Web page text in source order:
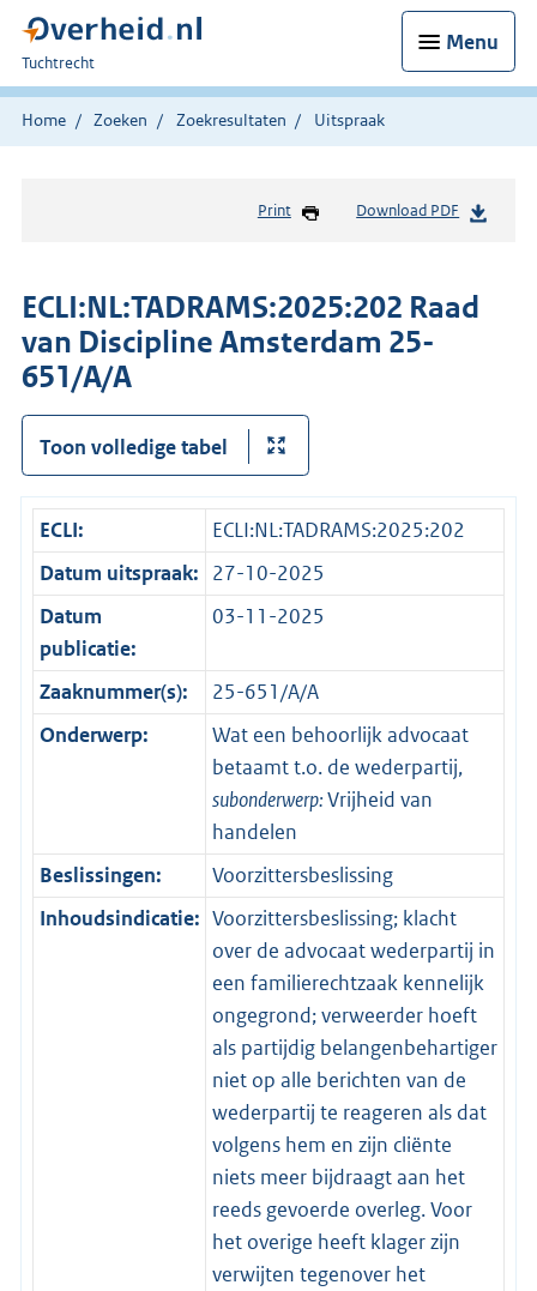
Menu
U
bent
hier:
Tuchtrecht
Home Zoeken Zoekresultaten Uitspraak
Print Download PDF
ECLI:NL:TADRAMS:2025:202 Raad
van Discipline Amsterdam 25-
651/A/A
Toon volledige tabel
ECLI:
ECLI:NL:TADRAMS:2025:202
Datum uitspraak: 27-10-2025
Datum
publicatie:
03-11-2025
Zaaknummer(s):
25-651/A/A
Onderwerp:
Wat een behoorlijk advocaat
betaamt t.o. de wederpartij,
subonderwerp:Vrijheid van
handelen
Beslissingen:
Voorzittersbeslissing
Inhoudsindicatie: Voorzittersbeslissing; klacht
over de advocaat wederpartij in
een familierechtzaak kennelijk
ongegrond; verweerder hoeft
als partijdig belangenbehartiger
niet op alle berichten van de
wederpartij te reageren als dat
volgens hem en zijn cliënte
niets meer bijdraagt aan het
reeds gevoerde overleg. Voor
het overige heeft klager zijn
verwijten tegenover het